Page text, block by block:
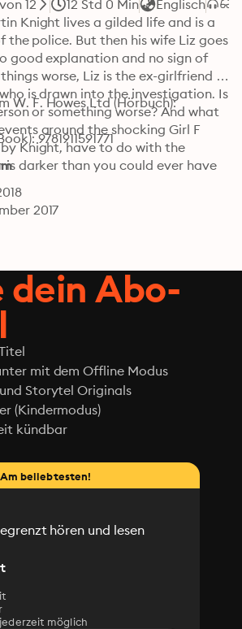
12 12 Std 0 Min Englisch
Knight lives a gilded life and is a
the police. But then his wife Liz goes
good explanation and no sign of
worse, Liz is the ex-girlfriend of
is drawn into the investigation. Is
or something worse? And what
around the shocking Girl F
Knight, have to do with the
is darker than you could ever have
W. F. Howes Ltd (Hörbuch):
9781911591771
2017
dein Abo-
mit dem Offline Modus
Storytel Originals
(Kindermodus)
kündbar
Am beliebtesten!
hören und lesen
möglich